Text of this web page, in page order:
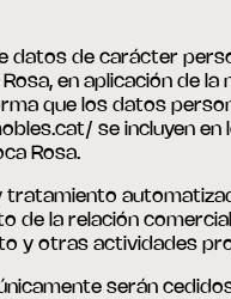
datos de carácter
Rosa, en aplicación de
que los datos
se incluyen
Rosa.
tratamiento
de la relación
y otras actividades
serán